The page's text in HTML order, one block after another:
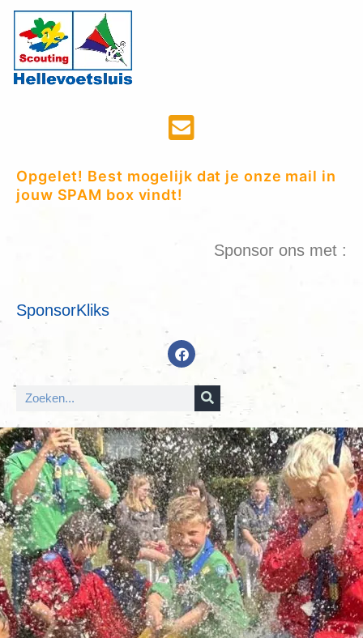
Opgelet! Best mogelijk dat je onze mail in
jouw SPAM box vindt!
Sponsor ons met :
SponsorKliks